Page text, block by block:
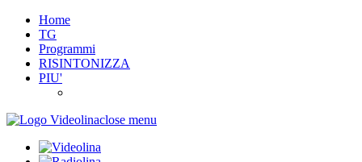
Home
TG
Programmi
RISINTONIZZA
PIU'
close menu